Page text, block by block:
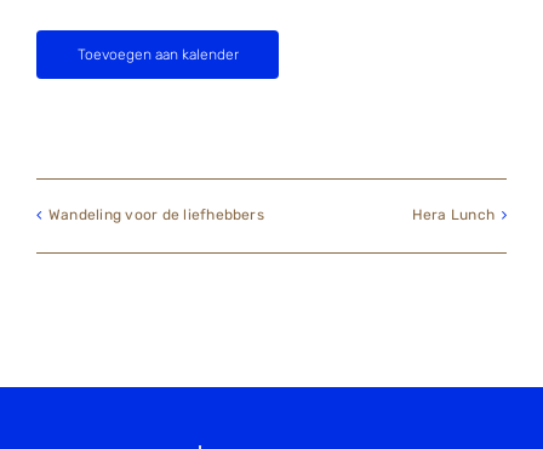
Toevoegen aan kalender
Wandeling voor de liefhebbers Hera Lunch